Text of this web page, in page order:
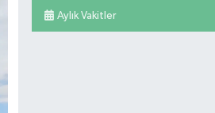
Merkez Uşak
Aylık Vakitler